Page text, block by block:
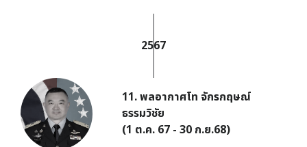
2567
11. พลอากาศโท จักรกฤษณ์
ธรรมวิชัย
(1 ต.ค. 67 - 30 ก.ย.68)